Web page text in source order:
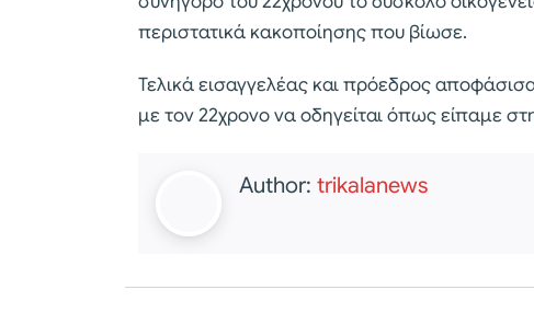
περιστατικά κακοποίησης που βίωσε.
Τελικά εισαγγελέας και πρόεδρος
με τον 22χρονο να οδηγείται όπως είπαμε
Author: trikalanews